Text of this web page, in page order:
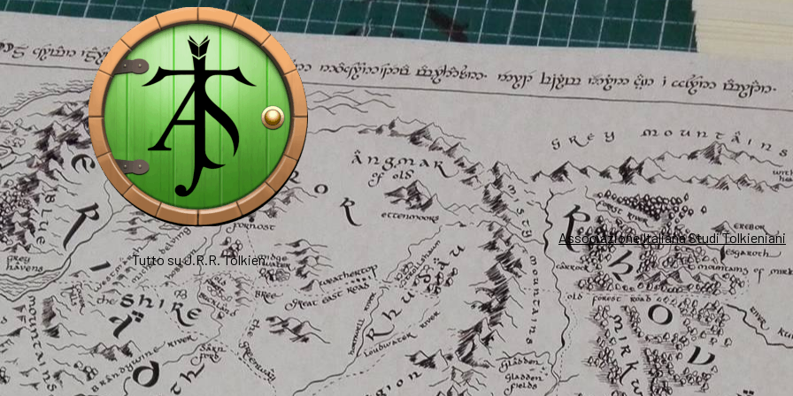
Associazione Italiana Studi Tolkieniani
Tutto su J.R.R. Tolkien